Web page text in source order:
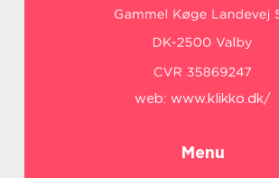
web: www.klikko.dk/
Menu